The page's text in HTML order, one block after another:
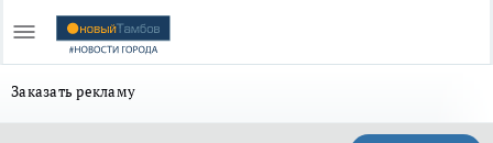
Заказать рекламу